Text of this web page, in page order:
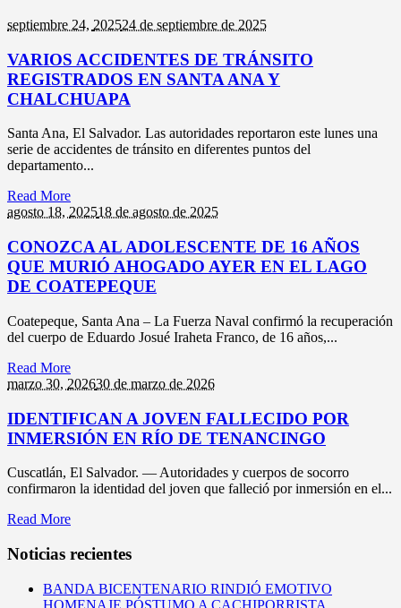
septiembre 24, 202524 de septiembre de 2025
VARIOS ACCIDENTES DE TRÁNSITO
REGISTRADOS EN SANTA ANA Y
CHALCHUAPA
Santa Ana, El Salvador. Las autoridades reportaron este lunes una
serie de accidentes de tránsito en diferentes puntos del
departamento...
Read More
agosto 18, 202518 de agosto de 2025
CONOZCA AL ADOLESCENTE DE 16 AÑOS
QUE MURIÓ AHOGADO AYER EN EL LAGO
DE COATEPEQUE
Coatepeque, Santa Ana – La Fuerza Naval confirmó la recuperación
del cuerpo de Eduardo Josué Iraheta Franco, de 16 años,...
Read More
marzo 30, 202630 de marzo de 2026
IDENTIFICAN A JOVEN FALLECIDO POR
INMERSIÓN EN RÍO DE TENANCINGO
Cuscatlán, El Salvador. — Autoridades y cuerpos de socorro
confirmaron la identidad del joven que falleció por inmersión en el...
Read More
Noticias recientes
BANDA BICENTENARIO RINDIÓ EMOTIVO
HOMENAJE PÓSTUMO A CACHIPORRISTA